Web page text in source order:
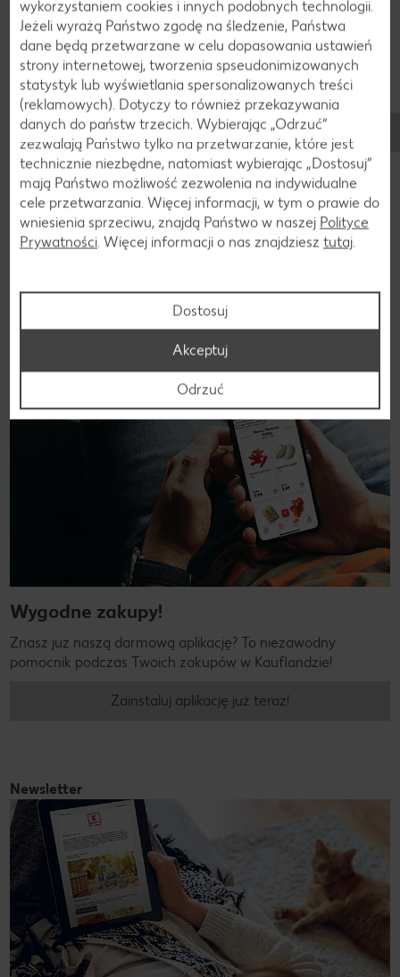
Dołącz do nas na FB, Instagramie i TikToku!
Bądź zawsze na bieżąco! Nie przegap żadnej okazji,
żadnego naszego konkursu. Zostań naszym fanem!
Wygodne zakupy!
Znasz już naszą darmową aplikację? To niezawodny
pomocnik podczas Twoich zakupów w Kauflandzie!
Zainstaluj aplikację już teraz!
Newsletter
wykorzystaniem cookies i innych podobnych technologii.
Jeżeli wyrażą Państwo zgodę na śledzenie, Państwa
dane będą przetwarzane w celu dopasowania ustawień
strony internetowej, tworzenia spseudonimizowanych
statystyk lub wyświetlania spersonalizowanych treści
(reklamowych). Dotyczy to również przekazywania
danych do państw trzecich. Wybierając „Odrzuć“
zezwalają Państwo tylko na przetwarzanie, które jest
technicznie niezbędne, natomiast wybierając „Dostosuj”
mają Państwo możliwość zezwolenia na indywidualne
cele przetwarzania. Więcej informacji, w tym o prawie do
wniesienia sprzeciwu, znajdą Państwo w naszej Polityce
Prywatności. Więcej informacji o nas znajdziesz tutaj.
Dostosuj
Odrzuć
Akceptuj